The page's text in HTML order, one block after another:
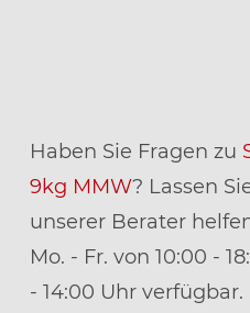
Haben Sie Fragen zu
9kg MMW? Lassen
unserer Berater
Mo. - Fr. von 10:00 -
- 14:00 Uhr